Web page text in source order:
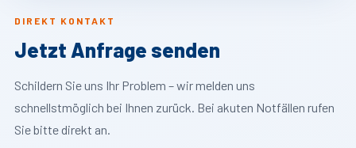
DIREKT KONTAKT
Jetzt Anfrage senden
Schildern Sie uns Ihr Problem – wir melden uns
schnellstmöglich bei Ihnen zurück. Bei akuten Notfällen rufen
Sie bitte direkt an.